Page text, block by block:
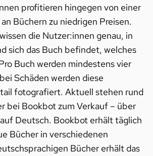
profitieren hingegen von einer
Büchern zu niedrigen Preisen.
die Nutzer:innen genau, in
sich das Buch befindet, welches
Buch werden mindestens vier
Schäden werden diese
fotografiert. Aktuell stehen rund
bei Bookbot zum Verkauf – über
Deutsch. Bookbot erhält täglich
Bücher in verschiedenen
Bücher erhält das